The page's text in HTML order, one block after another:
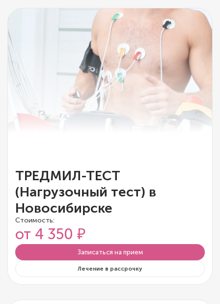
ТРЕДМИЛ-ТЕСТ
(Нагрузочный тест) в
Новосибирске
Стоимость:
от 4 350 ₽
Записаться на прием
Лечение в рассрочку